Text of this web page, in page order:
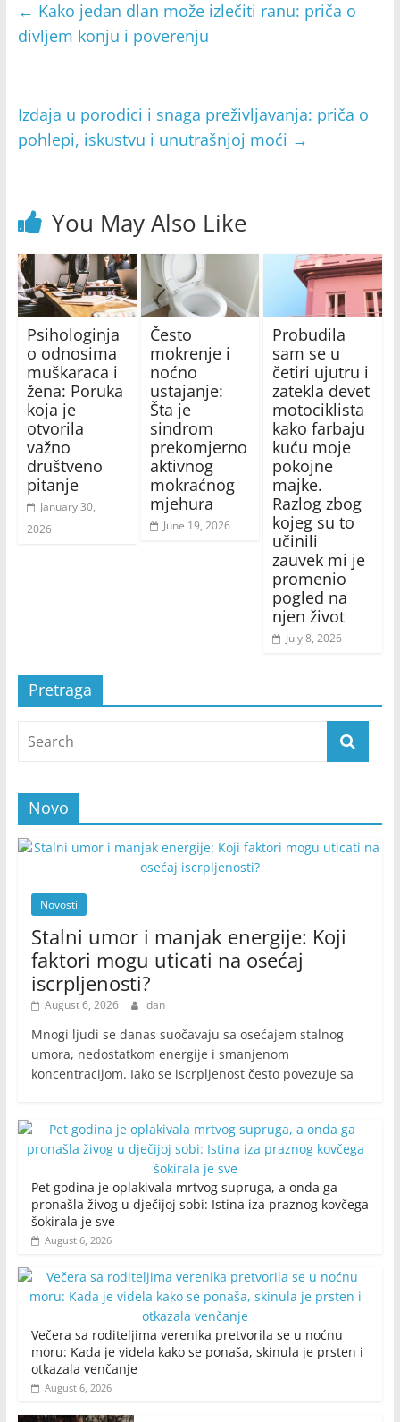
← Kako jedan dlan može izlečiti ranu: priča o
divljem konju i poverenju
Izdaja u porodici i snaga preživljavanja: priča o
pohlepi, iskustvu i unutrašnjoj moći →
You May Also Like
Psihologinja
o odnosima
muškaraca i
žena: Poruka
koja je
otvorila
važno
društveno
pitanje
January 30,
2026
Često
mokrenje i
noćno
ustajanje:
Šta je
sindrom
prekomjerno
aktivnog
mokraćnog
mjehura
June 19, 2026
Probudila
sam se u
četiri ujutru i
zatekla devet
motociklista
kako farbaju
kuću moje
pokojne
majke.
Razlog zbog
kojeg su to
učinili
zauvek mi je
promenio
pogled na
njen život
July 8, 2026
Pretraga
Novo
Novosti
Stalni umor i manjak energije: Koji
faktori mogu uticati na osećaj
iscrpljenosti?
August 6, 2026 dan
Mnogi ljudi se danas suočavaju sa osećajem stalnog
umora, nedostatkom energije i smanjenom
koncentracijom. Iako se iscrpljenost često povezuje sa
Pet godina je oplakivala mrtvog supruga, a onda ga
pronašla živog u dječijoj sobi: Istina iza praznog kovčega
šokirala je sve
August 6, 2026
Večera sa roditeljima verenika pretvorila se u noćnu
moru: Kada je videla kako se ponaša, skinula je prsten i
otkazala venčanje
August 6, 2026